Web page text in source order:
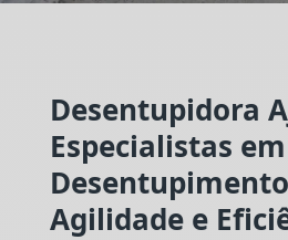
Desentupidora
Especialistas em
Agilidade e